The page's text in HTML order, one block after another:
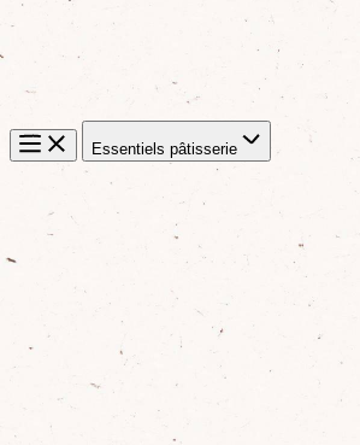
Essentiels pâtisserie